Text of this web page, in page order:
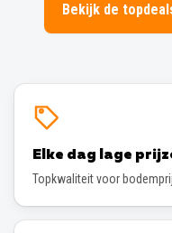
Bekijk de
Elke dag lage
Topkwaliteit voor